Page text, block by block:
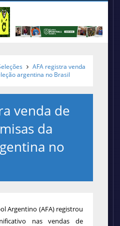
AFA registra venda
argentina no Brasil
venda de
da
no
Argentino (AFA) registrou
nas vendas de